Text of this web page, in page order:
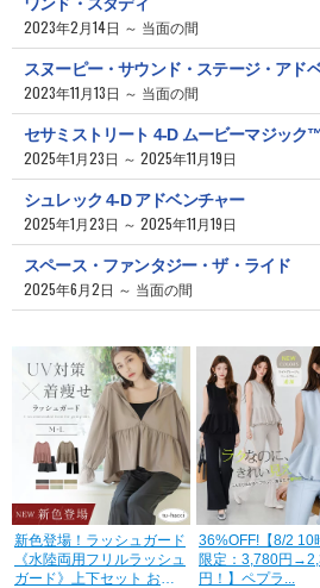
2023年2月14日 ～ 当面の間
スヌーピー・サウンド・ステージ・アド
2023年11月13日 ～ 当面の間
セサミストリート 4-D ムービーマジック
2025年1月23日 ～ 2025年11月19日
シュレック 4-D アドベンチャー
2025年1月23日 ～ 2025年11月19日
スペース・ファンタジー・ザ・ライド
2025年6月2日 ～ 当面の間
新色登場！ラッシュガード
《水陸両用フリルラッシュ
ガード》上下セット おし
36%OFF!【8/2 10
限定：3,780円
円！】ペプラ...